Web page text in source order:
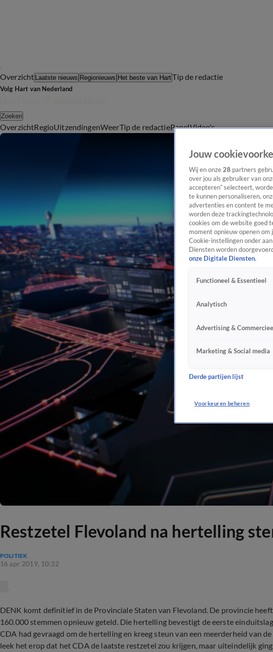
Overzicht Laatste nieuws Regionieuws Het beste van HartTip de redactie
Volg Hart van Nederland
Zoeken
OverzichtRegioUitzendingenWeerTip de redactiePanelVideo's
Restzetel Flevoland na hertelling
POLITIEK
16 apr 2019, 10:32
DENK komt definitief in de Provinciale Staten van Flevoland. De provincie
160.000 stemmen opnieuw geteld. Die hertelling bevestigt de eerste
CDA had gevraagd om de hertelling en kreeg steun van een meerderheid van
leek het erop dat het CDA de laatste restzetel zou krijgen, maar uiteindelijk
Jouw
Wij en onze 28 partners
over jou als gebruiker van
accepteren” selecteert,
te kunnen personaliseren,
advertenties en content te
worden deze
cookies om de website goed
moment opnieuw openen
Cookie-instellingen onder
Diensten worden
onze Digitale Diensten.
Functioneel & Essentieel
Analytisch
Advertising &
Marketing & Social media
Derde partijen lijst
Voorkeuren beheren